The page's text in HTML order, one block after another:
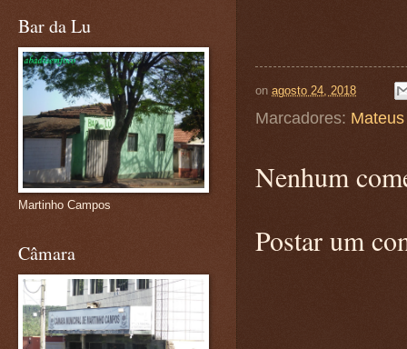
on agosto 24, 2018
Marcadores: Mateus
Nenhum
Postar um
Bar da Lu
Martinho Campos
Câmara